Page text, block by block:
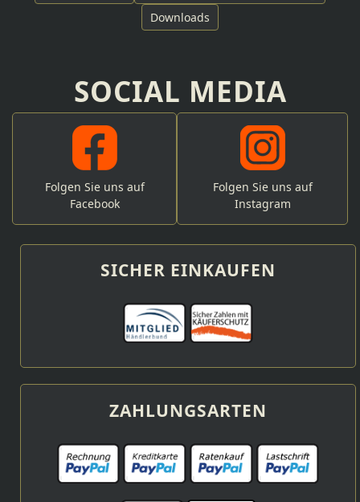
Downloads
SOCIAL MEDIA
Folgen Sie uns auf
Facebook
Folgen Sie uns auf
Instagram
SICHER EINKAUFEN
ZAHLUNGSARTEN